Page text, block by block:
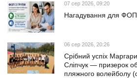
07 сер 2026, 09:20
Нагадування для ФОП
06 сер 2026, 20:26
Срібний успіх
Сліпчук — призерок
пляжного волейболу